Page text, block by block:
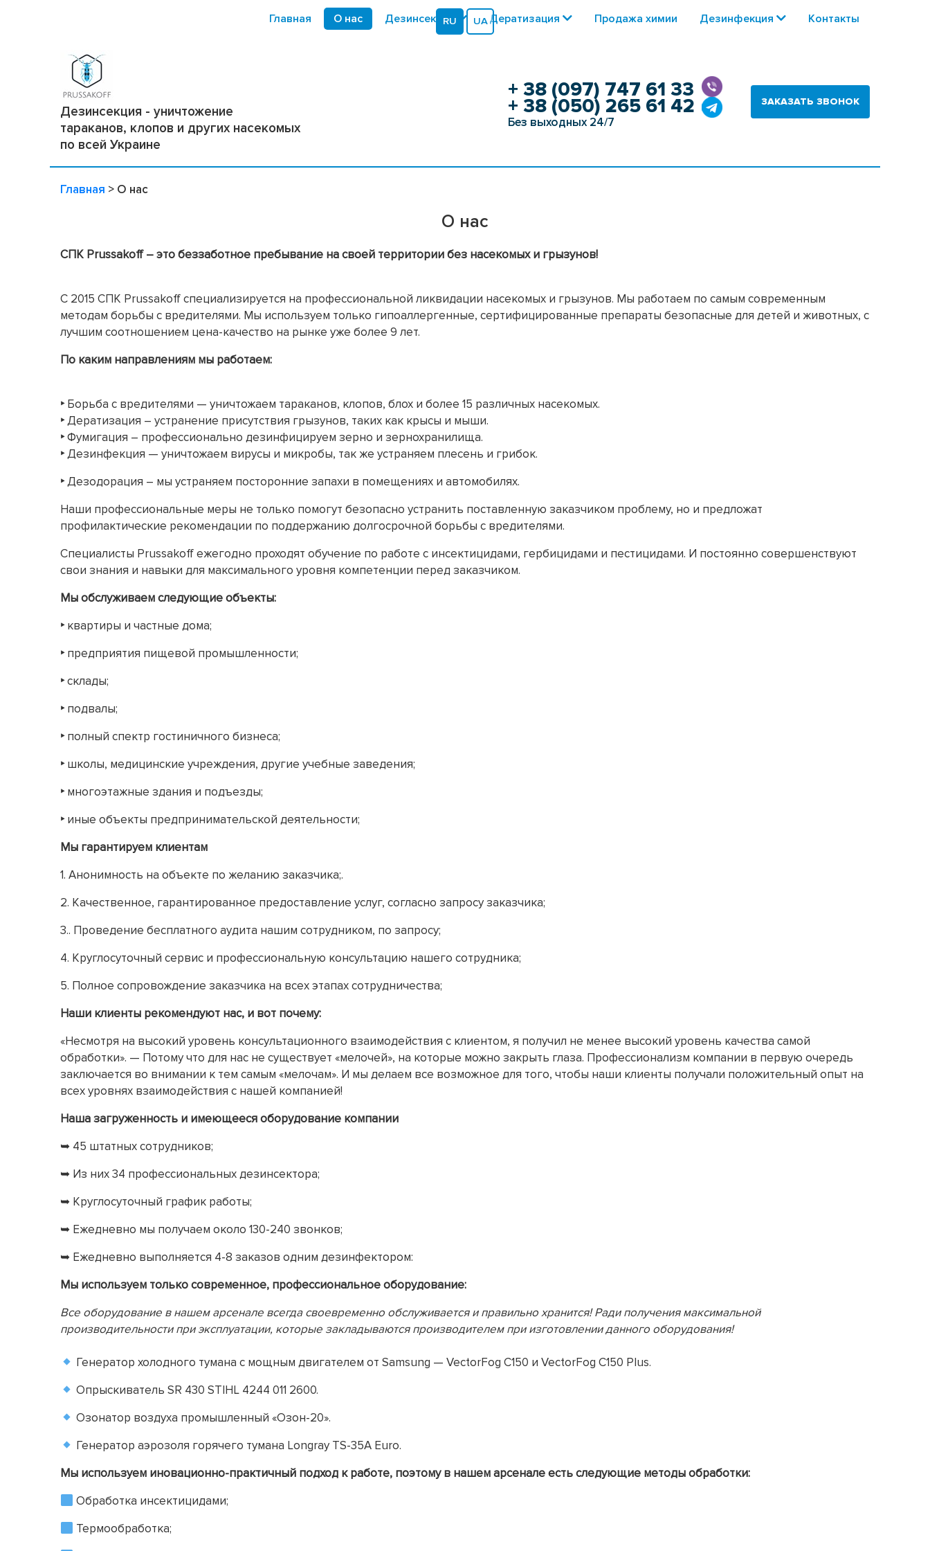
RU UA
Дезинсекция - уничтожение
тараканов, клопов и других насекомых
по всей Украине
Главная О нас Дезинсекция Дератизация Продажа химии Дезинфекция Контакты
+ 38 (097) 747 61 33
+ 38 (050) 265 61 42
Без выходных 24/7
ЗАКАЗАТЬ ЗВОНОК
Главная > О нас
О нас
СПК Prussakoff –этобеззаботное пребывание на своей территории без насекомых и грызунов!
С 2015 СПК Prussakoff специализируется на профессиональной ликвидации насекомых и грызунов. Мы работаем по самым современным
методам борьбы с вредителями. Мы используем только гипоаллергенные, сертифицированные препараты безопасные для детей и животных, с
лучшим соотношением цена-качество на рынке уже более 9 лет.
По каким направлениям мы работаем:
‣Борьба с вредителями — уничтожаем тараканов, клопов, блох и более 15 различных насекомых.
‣Дератизация – устранение присутствия грызунов, таких как крысы и мыши.
‣Фумигация – профессионально дезинфицируем зерно и зернохранилища.
‣Дезинфекция — уничтожаем вирусы и микробы, так же устраняем плесень и грибок.
‣Дезодорация – мы устраняем посторонние запахи в помещениях и автомобилях.
Наши профессиональные меры не только помогут безопасно устранить поставленную заказчиком проблему, но и предложат
профилактические рекомендации по поддержанию долгосрочной борьбы с вредителями.
Специалисты Prussakoff ежегодно проходят обучение по работе с инсектицидами, гербицидами и пестицидами. И постоянно совершенствуют
свои знания и навыки для максимального уровня компетенции перед заказчиком.
Мы обслуживаем следующие объекты:
‣ квартиры и частные дома;
‣ предприятия пищевой промышленности;
‣склады;
‣ подвалы;
‣ полный спектр гостиничного бизнеса;
‣ школы, медицинские учреждения, другие учебные заведения;
‣ многоэтажные здания и подъезды;
‣иные объекты предпринимательской деятельности;
Мы гарантируем клиентам
1. Анонимность на объекте по желанию заказчика;.
2. Качественное, гарантированное предоставление услуг, согласно запросу заказчика;
3.. Проведение бесплатного аудита нашим сотрудником, по запросу;
4. Круглосуточный сервис и профессиональную консультацию нашего сотрудника;
5. Полное сопровождение заказчика на всех этапах сотрудничества;
Наши клиенты рекомендуют нас, и вот почему:
«Несмотря на высокий уровень консультационного взаимодействия с клиентом, я получил не менее высокий уровень качества самой
обработки». — Потому что для нас не существует «мелочей», на которые можно закрыть глаза. Профессионализм компании в первую очередь
заключается во внимании к тем самым «мелочам». И мы делаем все возможное для того, чтобы наши клиенты получали положительный опыт на
всех уровнях взаимодействия с нашей компанией!
Наша загруженность и имеющееся оборудование компании
➥ 45 штатных сотрудников;
➥ Из них 34 профессиональных дезинсектора;
➥ Круглосуточный график работы;
➥ Ежедневно мы получаем около 130-240 звонков;
➥ Ежедневно выполняется 4-8 заказов одним дезинфектором:
Мы используем только современное, профессиональное оборудование:
Все оборудование в нашем арсенале всегда своевременно обслуживается и правильно хранится! Ради получения максимальной
производительности при эксплуатации, которые закладываются производителем при изготовлении данного оборудования!
Генератор холодного тумана с мощным двигателем от Samsung — VectorFog C150 и VectorFog C150 Plus.
Опрыскиватель SR 430 STIHL 4244 011 2600.
Озонатор воздуха промышленный «Озон-20».
Генератор аэрозоля горячего тумана Longray TS-35A Euro.
Мы используем иновационно-практичный подход к работе, поэтому в нашем арсенале есть следующие методы обработки:
Обработка инсектицидами;
Термообработка;